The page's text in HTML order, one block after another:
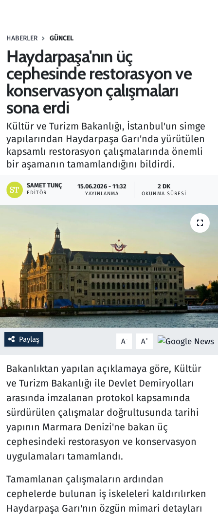
HABERLER GÜNCEL
Haydarpaşa'nın üç
cephesinde restorasyon ve
konservasyon çalışmaları
sona erdi
Kültür ve Turizm Bakanlığı, İstanbul'un simge
yapılarından Haydarpaşa Garı'nda yürütülen
kapsamlı restorasyon çalışmalarında önemli
bir aşamanın tamamlandığını bildirdi.
SAMET TUNÇ
EDITÖR
15.06.2026 - 11:32
YAYINLANMA
2 DK
OKUNMA SÜRESI
Paylaş A- A+
Bakanlıktan yapılan açıklamaya göre, Kültür
ve Turizm Bakanlığı ile Devlet Demiryolları
arasında imzalanan protokol kapsamında
sürdürülen çalışmalar doğrultusunda tarihi
yapının Marmara Denizi'ne bakan üç
cephesindeki restorasyon ve konservasyon
uygulamaları tamamlandı.
Tamamlanan çalışmaların ardından
cephelerde bulunan iş iskeleleri kaldırılırken
Haydarpaşa Garı'nın özgün mimari detayları
Haber
Kültür Sanat
Kurumsal Haberler
Lezzet Durağı
Memur ve Kamu
Otomobil
Oyun
Resmi İlanlar
Rüya Tabirleri
Sağlık
Savunma Sanayi
Seçim 2023
Spor
Teknoloji ve Bilim
Televizyon